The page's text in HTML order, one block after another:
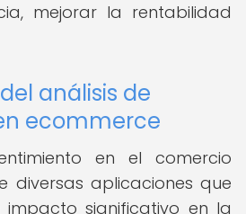
mejorar la rentabilidad
análisis de
ecommerce
en el comercio
diversas aplicaciones que
significativo en la